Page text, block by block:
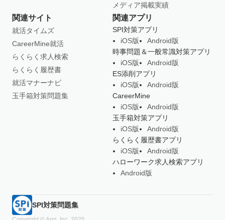
メディア掲載実績
関連サイト
就活タイムズ
CareerMine就活
らくらく求人検索
らくらく履歴書
就活マナーナビ
玉手箱対策問題集
関連アプリ
SPI対策アプリ
iOS版
Android版
時事問題＆一般常識対策アプリ
iOS版
Android版
ES添削アプリ
iOS版
Android版
CareerMine
iOS版
Android版
玉手箱対策アプリ
iOS版
Android版
らくらく履歴書アプリ
iOS版
Android版
ハローワーク求人検索アプリ
Android版
SPI対策問題集